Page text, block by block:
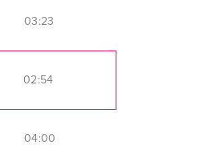
03:23
02:54
04:00